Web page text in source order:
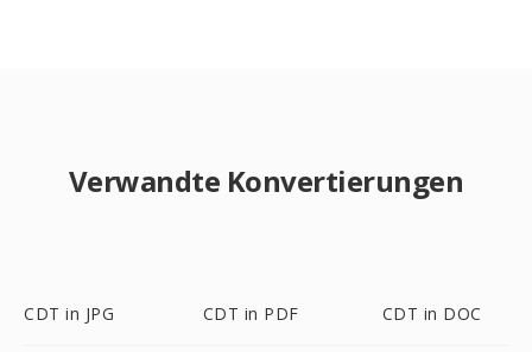
Verwandte Konvertierungen
CDT in JPG CDT in PDF CDT in DOC